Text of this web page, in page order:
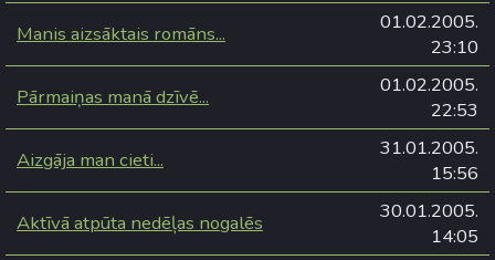
Manis aizsāktais romāns...
01.02.2005.
23:10
Pārmaiņas manā dzīvē...
01.02.2005.
22:53
Aizgāja man cieti...
31.01.2005.
15:56
Aktīvā atpūta nedēļas nogalēs
30.01.2005.
14:05